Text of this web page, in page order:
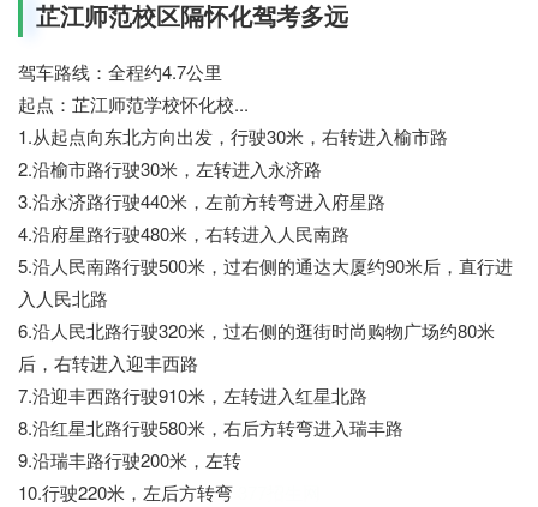
芷江师范校区隔怀化驾考多远
驾车路线：全程约4.7公里
起点：芷江师范学校怀化校...
1.从起点向东北方向出发，行驶30米，右转进入榆市路
2.沿榆市路行驶30米，左转进入永济路
3.沿永济路行驶440米，左前方转弯进入府星路
4.沿府星路行驶480米，右转进入人民南路
5.沿人民南路行驶500米，过右侧的通达大厦约90米后，直行进
入人民北路
6.沿人民北路行驶320米，过右侧的逛街时尚购物广场约80米
后，右转进入迎丰西路
7.沿迎丰西路行驶910米，左转进入红星北路
8.沿红星北路行驶580米，右后方转弯进入瑞丰路
9.沿瑞丰路行驶200米，左转
10.行驶220米，左后方转弯